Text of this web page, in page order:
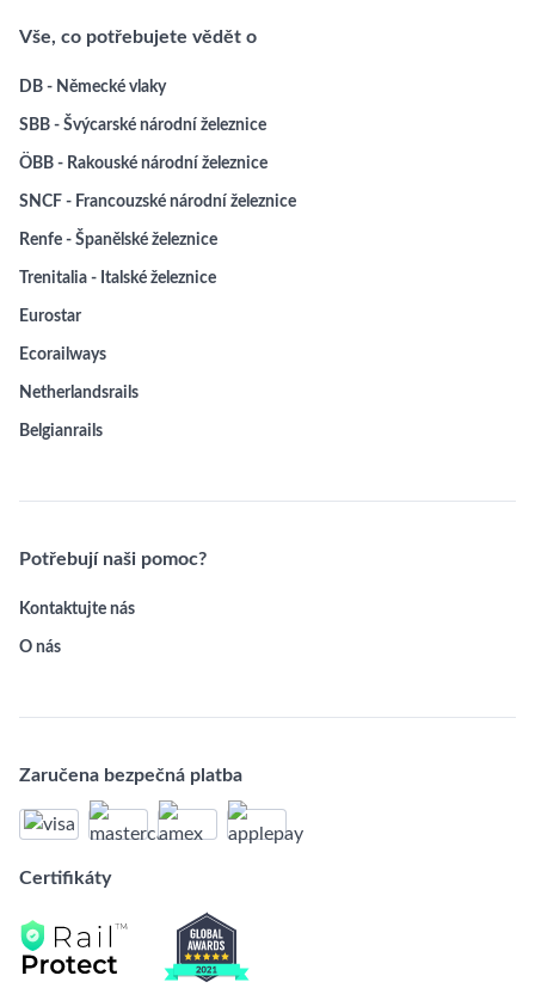
Vše, co potřebujete vědět o
DB - Německé vlaky
SBB - Švýcarské národní železnice
ÖBB - Rakouské národní železnice
SNCF - Francouzské národní železnice
Renfe - Španělské železnice
Trenitalia - Italské železnice
Eurostar
Ecorailways
Netherlandsrails
Belgianrails
Potřebují naši pomoc?
Kontaktujte nás
O nás
Zaručena bezpečná platba
Certifikáty